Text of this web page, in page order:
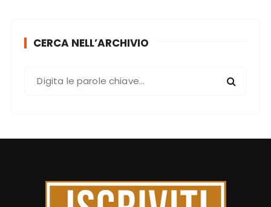
CERCA NELL’ARCHIVIO